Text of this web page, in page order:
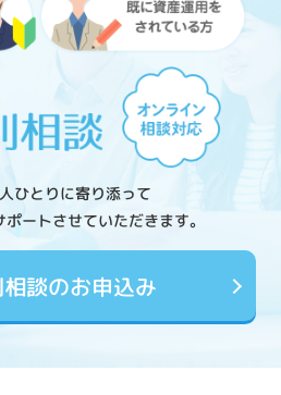
ひとりに寄り添って
ートさせていただきます。
談のお申込み